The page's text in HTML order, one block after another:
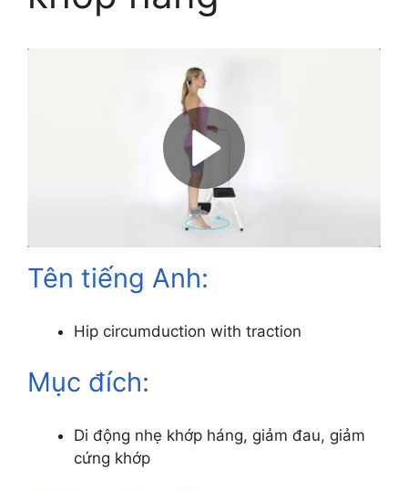
Tên tiếng Anh:
Hip circumduction with traction
Mục đích:
Di động nhẹ khớp háng, giảm đau, giảm
cứng khớp